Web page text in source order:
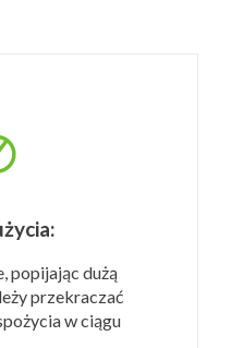
popijając dużą
przekraczać
w ciągu